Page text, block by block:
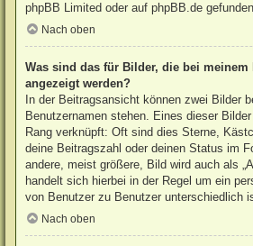
phpBB Limited oder aufphpBB.de
Nach oben
Was sind das für Bilder, die bei meinem
angezeigt werden?
In der Beitragsansicht können zwei Bilder
Benutzernamen stehen. Eines dieser
Rang verknüpft: Oft sind dies Sterne,
deine Beitragszahl oder deinen Status im
andere, meist größere, Bild wird auch als
handelt sich hierbei in der Regel um ein
von Benutzer zu Benutzer unterschiedlich
Nach oben